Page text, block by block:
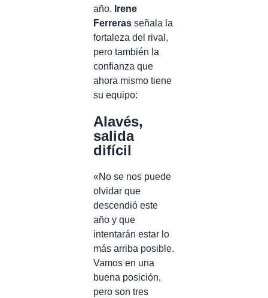
año. Irene
Ferreras señala la
fortaleza del rival,
pero también la
confianza que
ahora mismo tiene
su equipo:
Alavés,
salida
difícil
«No se nos puede
olvidar que
descendió este
año y que
intentarán estar lo
más arriba posible.
Vamos en una
buena posición,
pero son tres